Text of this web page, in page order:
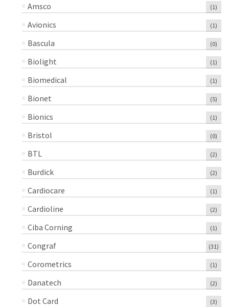
Amsco (1)
Avionics (1)
Bascula (0)
Biolight (1)
Biomedical (1)
Bionet (5)
Bionics (1)
Bristol (0)
BTL (2)
Burdick (2)
Cardiocare (1)
Cardioline (2)
Ciba Corning (1)
Congraf (31)
Corometrics (1)
Danatech (2)
Dot Card (3)